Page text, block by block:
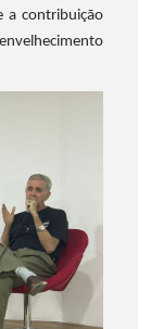
a contribuição